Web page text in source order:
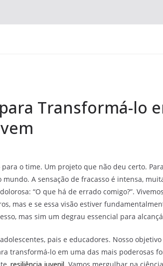
Transformá-lo
o time. Um projeto que não deu certo.
A sensação de fracasso é intensa,
“O que há de errado comigo?”.
mas e se essa visão estiver
mas sim um degrau essencial para
pais e educadores. Nosso
transformá-lo em uma das mais poderosas